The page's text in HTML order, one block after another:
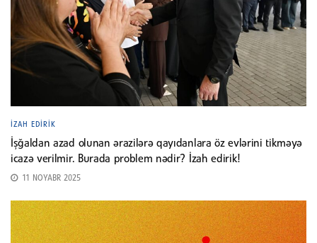
İZAH EDIRIK
İşğaldan azad olunan ərazilərə qayıdanlara öz evlərini tikməyə
icazə verilmir. Burada problem nədir? İzah edirik!
11 NOYABR 2025